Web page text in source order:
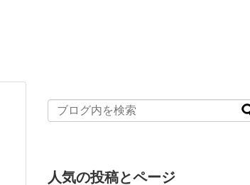
人気の投稿とページ